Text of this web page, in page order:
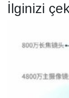
İlginizi